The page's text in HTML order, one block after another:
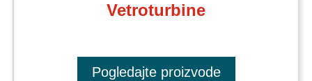
Vetroturbine
Pogledajte proizvode